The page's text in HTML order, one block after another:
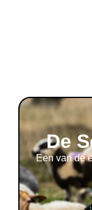
De
Een van de